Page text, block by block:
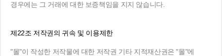
경우에는 그 거래에 대한 보증책임을 지지 않습니다.
제22조 저작권의 귀속 및 이용제한
"몰"이 작성한 저작물에 대한 저작권 기타 지적재산권은 "몰"에